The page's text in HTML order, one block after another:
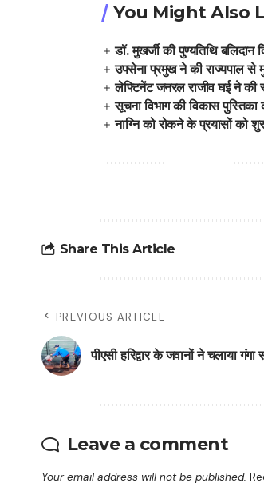
You Might Also
डॉ. मुखर्जी की पुण्यतिथि बलिदान
उपसेना प्रमुख ने की राज्यपाल से
लेफ्टिनेंट जनरल राजीव घई ने की
सूचना विभाग की विकास
नाग्नि को रोकने के प्रयासों को
Share This Article
PREVIOUS ARTICLE
पीएसी हरिद्वार के जवानों ने चलाया
Leave a comment
Your email address will not be published.